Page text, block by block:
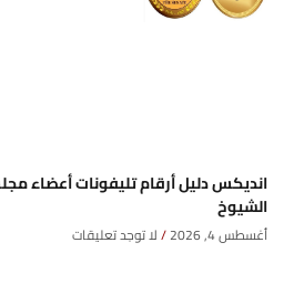
انديكس دليل أرقام تليفونات أعضاء
الشيوخ
أغسطس 4, 2026 لا توجد تعليقات